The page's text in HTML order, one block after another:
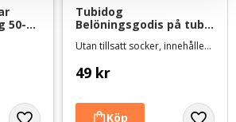
50-
Tubidog
Belöningsgodis på tub
- Ostpaté delikatess
Utan tillsatt socker, innehåller inga smakförstärkare eller färgämnen
49 kr